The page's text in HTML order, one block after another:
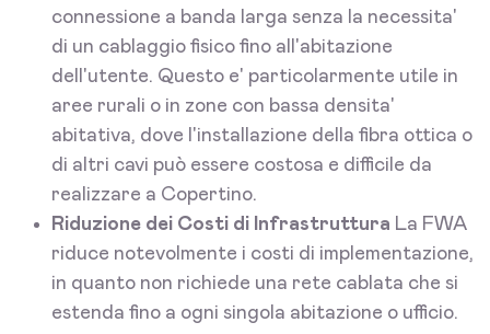
connessione a banda larga senza la necessita'
di un cablaggio fisico fino all'abitazione
dell'utente. Questo e' particolarmente utile in
aree rurali o in zone con bassa densita'
abitativa, dove l'installazione della fibra ottica o
di altri cavi può essere costosa e difficile da
realizzare a Copertino.
Riduzione dei Costi di Infrastruttura La FWA
riduce notevolmente i costi di implementazione,
in quanto non richiede una rete cablata che si
estenda fino a ogni singola abitazione o ufficio.